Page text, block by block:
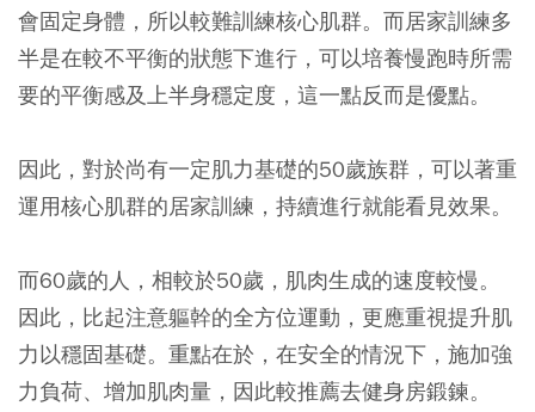
會固定身體，所以較難訓練核心肌群。而居家訓練多
半是在較不平衡的狀態下進行，可以培養慢跑時所需
要的平衡感及上半身穩定度，這一點反而是優點。
因此，對於尚有一定肌力基礎的50歲族群，可以著重
運用核心肌群的居家訓練，持續進行就能看見效果。
而60歲的人，相較於50歲，肌肉生成的速度較慢。
因此，比起注意軀幹的全方位運動，更應重視提升肌
力以穩固基礎。重點在於，在安全的情況下，施加強
力負荷、增加肌肉量，因此較推薦去健身房鍛鍊。